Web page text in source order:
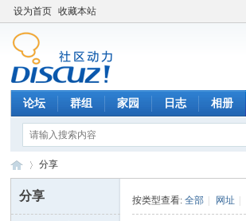
设为首页 收藏本站
论坛 群组 家园 日志 相册
分享
分享 按类型查看:全部 网址